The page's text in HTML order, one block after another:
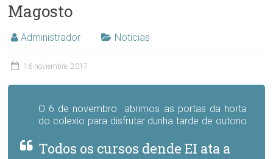
Magosto
Administrador Noticias
16 noviembre, 2017
O 6 de novembro abrimos as portas da horta
do colexio para disfrutar dunha tarde de outono
.
Todos os cursos dende EI ata a